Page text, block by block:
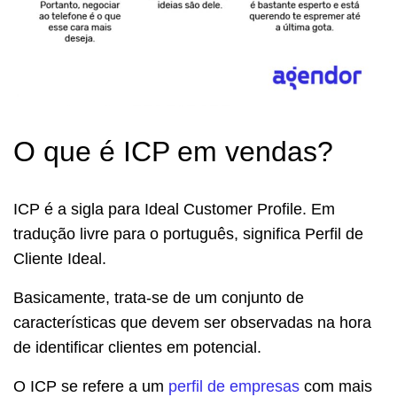
O que é ICP em vendas?
ICP é a sigla para Ideal Customer Profile. Em
tradução livre para o português, significa Perfil de
Cliente Ideal.
Basicamente, trata-se de um conjunto de
características que devem ser observadas na hora
de identificar clientes em potencial.
O ICP se refere a um perfil de empresas com mais